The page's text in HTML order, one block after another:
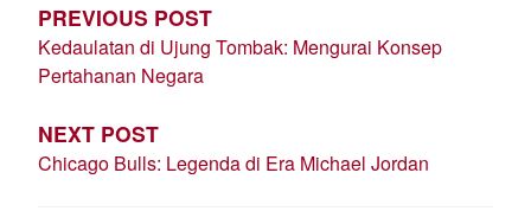
PREVIOUS POST
Kedaulatan di Ujung Tombak: Mengurai Konsep
Pertahanan Negara
NEXT POST
Chicago Bulls: Legenda di Era Michael Jordan